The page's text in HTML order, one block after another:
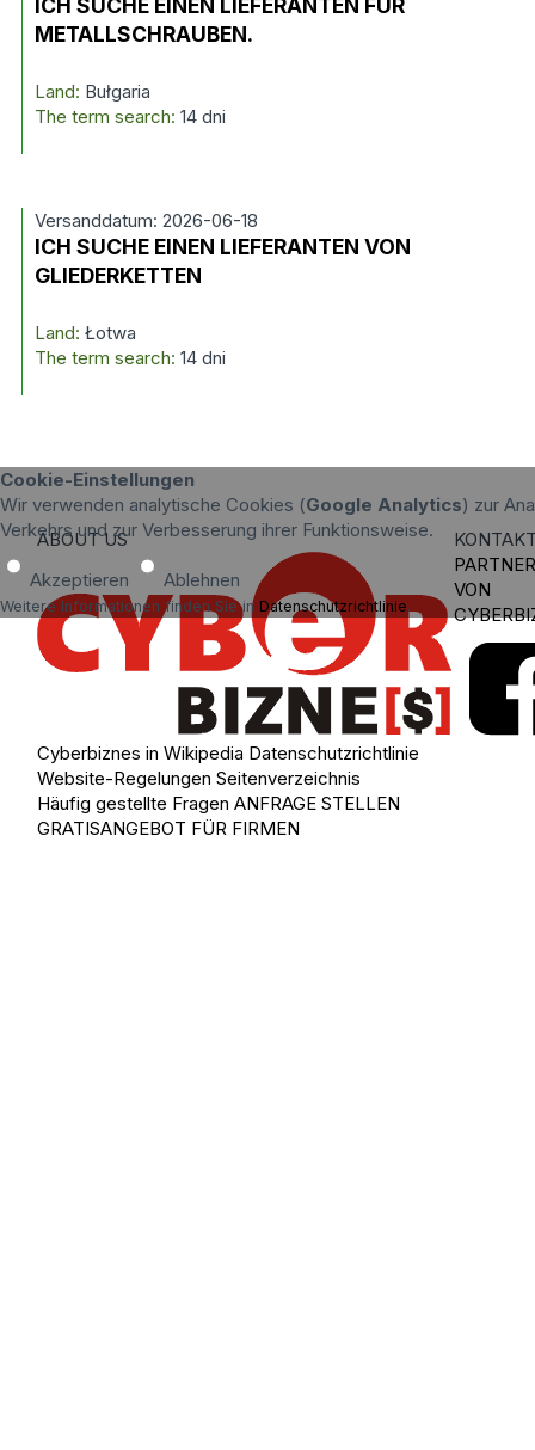
ICH SUCHE EINEN LIEFERANTEN FÜR
METALLSCHRAUBEN.
Land: Bułgaria
The term search: 14 dni
Versanddatum: 2026-06-18
ICH SUCHE EINEN LIEFERANTEN VON
GLIEDERKETTEN
Land: Łotwa
The term search: 14 dni
Cookie-Einstellungen
Wir verwenden analytische Cookies (Google Analytics) zur
Verkehrs und zur Verbesserung ihrer Funktionsweise.
Akzeptieren Ablehnen
Weitere Informationen finden Sie in Datenschutzrichtlinie.
ABOUT US
Cyberbiznes in Wikipedia Datenschutzrichtlinie
Website-Regelungen Seitenverzeichnis
Häufig gestellte Fragen ANFRAGE STELLEN
GRATISANGEBOT FÜR FIRMEN
VON